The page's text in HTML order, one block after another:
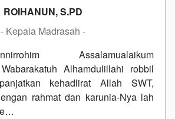
ROIHANUN, S.PD
- Kepala Madrasah -
Assalamualaikum
Alhamdulillahi robbil
kehadlirat Allah SWT,
rahmat dan karunia-Nya lah